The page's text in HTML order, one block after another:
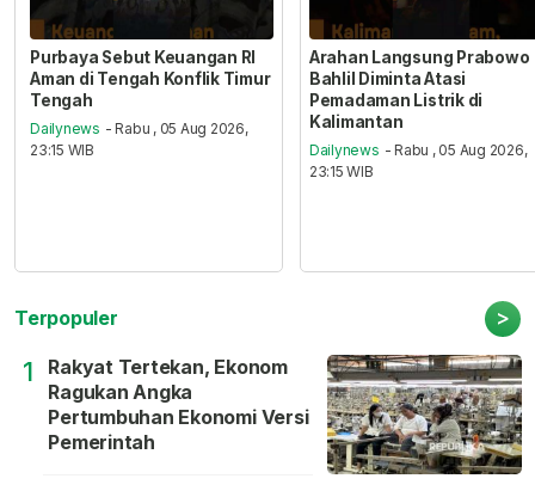
Purbaya Sebut Keuangan RI
Aman di Tengah Konflik Timur
Tengah
Dailynews - Rabu , 05 Aug 2026,
23:15 WIB
Arahan Langsung Prabowo
Bahlil Diminta Atasi
Pemadaman Listrik di
Kalimantan
Dailynews - Rabu , 05 Aug 2026,
23:15 WIB
Terpopuler >
1
Rakyat Tertekan, Ekonom
Ragukan Angka
Pertumbuhan Ekonomi Versi
Pemerintah